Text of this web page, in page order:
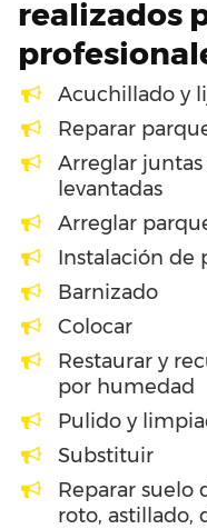
realizados
Acuchillado y
Reparar
Arreglar
levantadas
Arreglar
Instalación de
Barnizado
Colocar
Restaurar y
por humedad
Pulido y
Substituir
Reparar suelo
roto, astillado,